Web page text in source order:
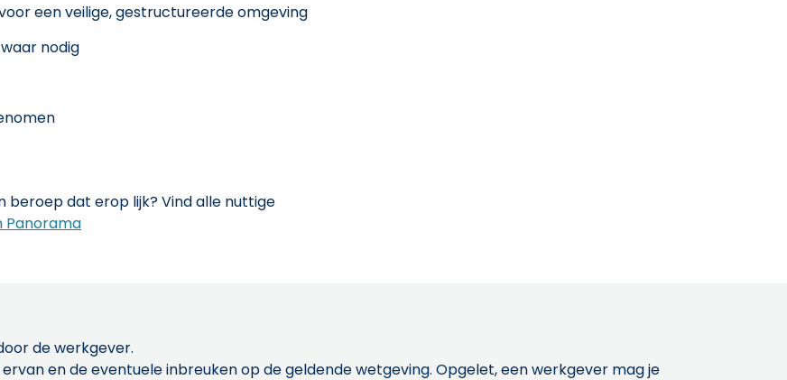
een veilige, gestructureerde omgeving
nodig
dat erop lijk? Vind alle nuttige
Panorama
de werkgever.
en de eventuele inbreuken op de geldende wetgeving. Opgelet, een werkgever mag je